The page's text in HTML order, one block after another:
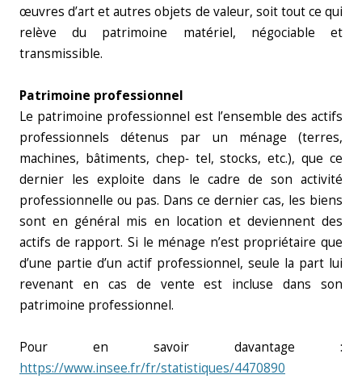
œuvres d’art et autres objets de valeur, soit tout ce qui
relève du patrimoine matériel, négociable et
transmissible.
Patrimoine professionnel
Le patrimoine professionnel est l’ensemble des actifs
professionnels détenus par un ménage (terres,
machines, bâtiments, chep‑ tel, stocks, etc.), que ce
dernier les exploite dans le cadre de son activité
professionnelle ou pas. Dans ce dernier cas, les biens
sont en général mis en location et deviennent des
actifs de rapport. Si le ménage n’est propriétaire que
d’une partie d’un actif professionnel, seule la part lui
revenant en cas de vente est incluse dans son
patrimoine professionnel.
Pour en savoir davantage :
https://www.insee.fr/fr/statistiques/4470890